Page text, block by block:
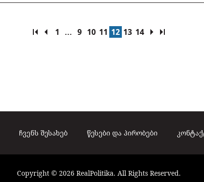
1 ... 9 10 11 12 13 14
ჩვენს შესახებ წესები და პირობები
Copyright © 2026 RealPolitika. All Rights Reserved.